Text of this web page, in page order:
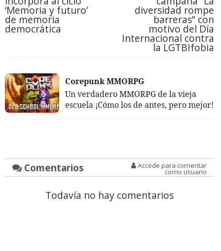
‘Memoria y futuro’
de memoria
democrática
diversidad rompe
barreras” con
motivo del Día
Internacional contra
la LGTBIfobia
Corepunk MMORPG
Un verdadero MMORPG de la vieja
escuela ¡Cómo los de antes, pero mejor!
Comentarios Accede para comentar
como usuario
Todavía no hay comentarios